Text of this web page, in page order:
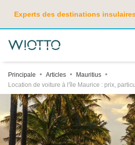
Experts des destinations
Principale Articles
Mauritius
Location de voiture à l'île Maurice : prix,